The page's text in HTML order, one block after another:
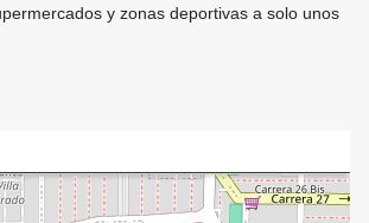
y zonas deportivas a solo unos